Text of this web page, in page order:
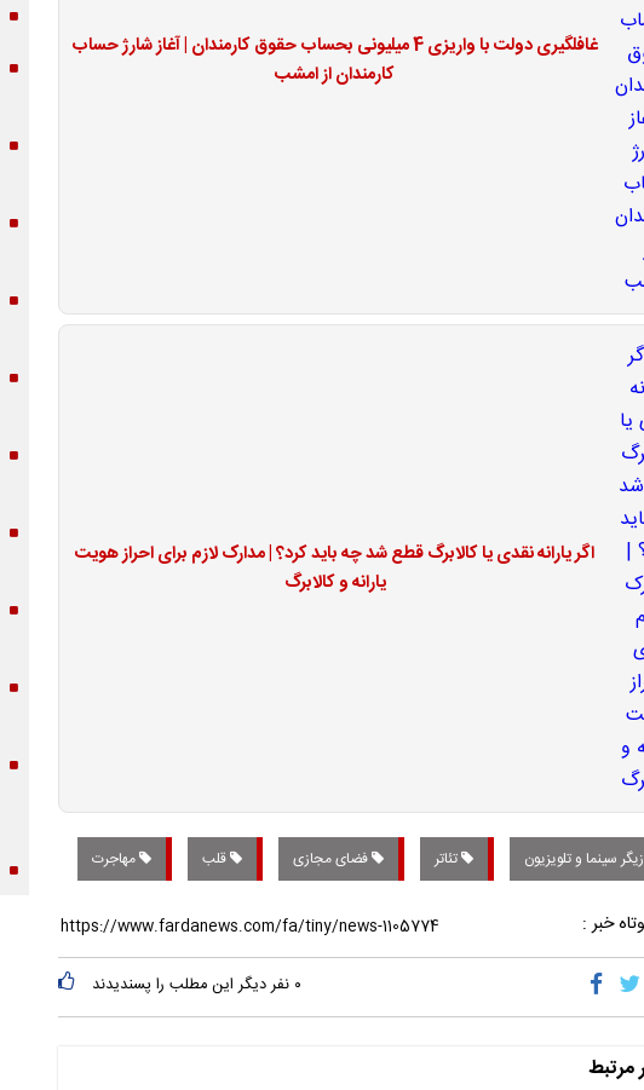
غافلگیری دولت با واریزی 4 میلیونی بحساب حقوق کارمندان | آغاز شارژ حساب
کارمندان از امشب
اگر یارانه نقدی یا کالابرگ قطع شد چه باید کرد؟ | مدارک لازم برای احراز هویت
یارانه و کالابرگ
سینما و تلویزیون تئاتر فضای مجازی قلب مهاجرت
خبر :
۰ نفر دیگر این مطلب را پسندیدند
مرتبط